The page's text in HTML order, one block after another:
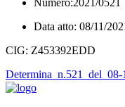
Numero:2021/0521
Data atto: 08/11/
CIG: Z453392EDD
Determina_n.521_del_08-